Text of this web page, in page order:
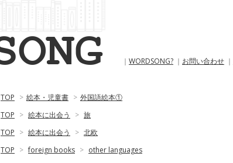
｜ WORDSONG? ｜ お問い合わせ ｜
TOP > 絵本・児童書 > 外国語絵本①
TOP > 絵本に出会う > 旅
TOP > 絵本に出会う > 北欧
TOP > foreign books > other languages